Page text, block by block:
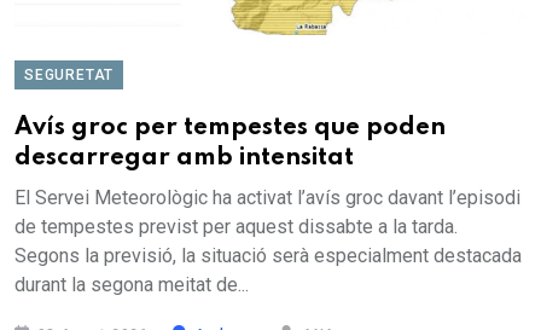
SEGURETAT
Avís groc per tempestes que poden
descarregar amb intensitat
El Servei Meteorològic ha activat l’avís groc davant l’episodi
de tempestes previst per aquest dissabte a la tarda.
Segons la previsió, la situació serà especialment destacada
durant la segona meitat de...